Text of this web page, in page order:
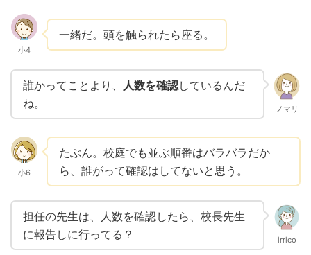
小4
一緒だ。頭を触られたら座る。
誰かってことより、 人数を確認しているんだ
ね。
ノマリ
小6
たぶん。校庭でも並ぶ順番はバラバラだか
ら、誰がって確認はしてないと思う。
担任の先生は、人数を確認したら、校長先生
に報告しに行ってる？
irrico